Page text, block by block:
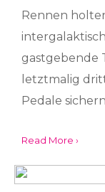
Rennen
gastgebende
letztmalig
Pedale
Read More ›